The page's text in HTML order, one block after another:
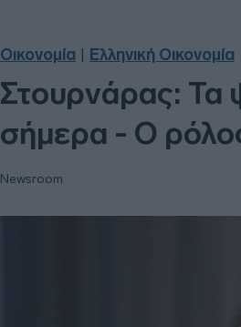
Οικονομία Ελληνική Οικονομία
Στουρνάρας: Τα
σήμερα - Ο
Newsroom